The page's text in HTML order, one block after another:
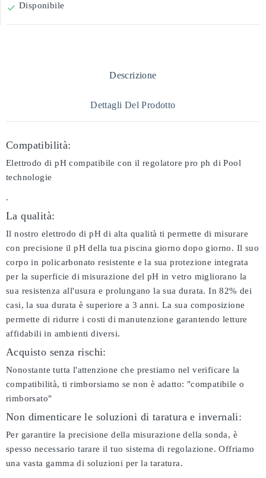
 Disponibile
Descrizione
Dettagli Del Prodotto
Compatibilità:
Elettrodo di pH compatibile con il regolatore pro ph di Pool
technologie
.
La qualità:
Il nostro elettrodo di pH di alta qualità ti permette di misurare
con precisione il pH della tua piscina giorno dopo giorno. Il suo
corpo in policarbonato resistente e la sua protezione integrata
per la superficie di misurazione del pH in vetro migliorano la
sua resistenza all'usura e prolungano la sua durata. In 82% dei
casi, la sua durata è superiore a 3 anni. La sua composizione
permette di ridurre i costi di manutenzione garantendo letture
affidabili in ambienti diversi.
Acquisto senza rischi:
Nonostante tutta l'attenzione che prestiamo nel verificare la
compatibilità, ti rimborsiamo se non è adatto: "compatibile o
rimborsato"
Non dimenticare le soluzioni di taratura e invernali:
Per garantire la precisione della misurazione della sonda, è
spesso necessario tarare il tuo sistema di regolazione. Offriamo
una vasta gamma di soluzioni per la taratura.